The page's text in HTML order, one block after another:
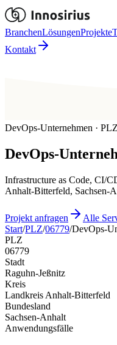
BranchenLösungenProjekte
Kontakt
DevOps-Unternehmen ·
DevOps-
Infrastructure as Code, CI/
Anhalt-Bitterfeld, Sachsen-
Projekt anfragen
Alle
Start/PLZ/06779/DevOps-
PLZ
06779
Stadt
Raguhn-Jeßnitz
Kreis
Landkreis Anhalt-Bitterfeld
Bundesland
Sachsen-Anhalt
Anwendungsfälle